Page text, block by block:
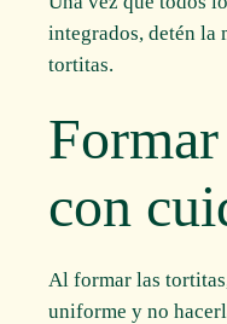
integrados, detén la
tortitas.
con
Al formar las
uniforme y no